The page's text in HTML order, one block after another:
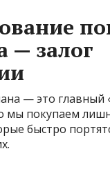
— залог
— это главный
мы покупаем
быстро